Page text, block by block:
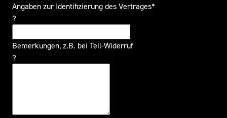
Angaben zur Identifizierung des Vertrages*
?
Bemerkungen, z.B. bei Teil-Widerruf
?